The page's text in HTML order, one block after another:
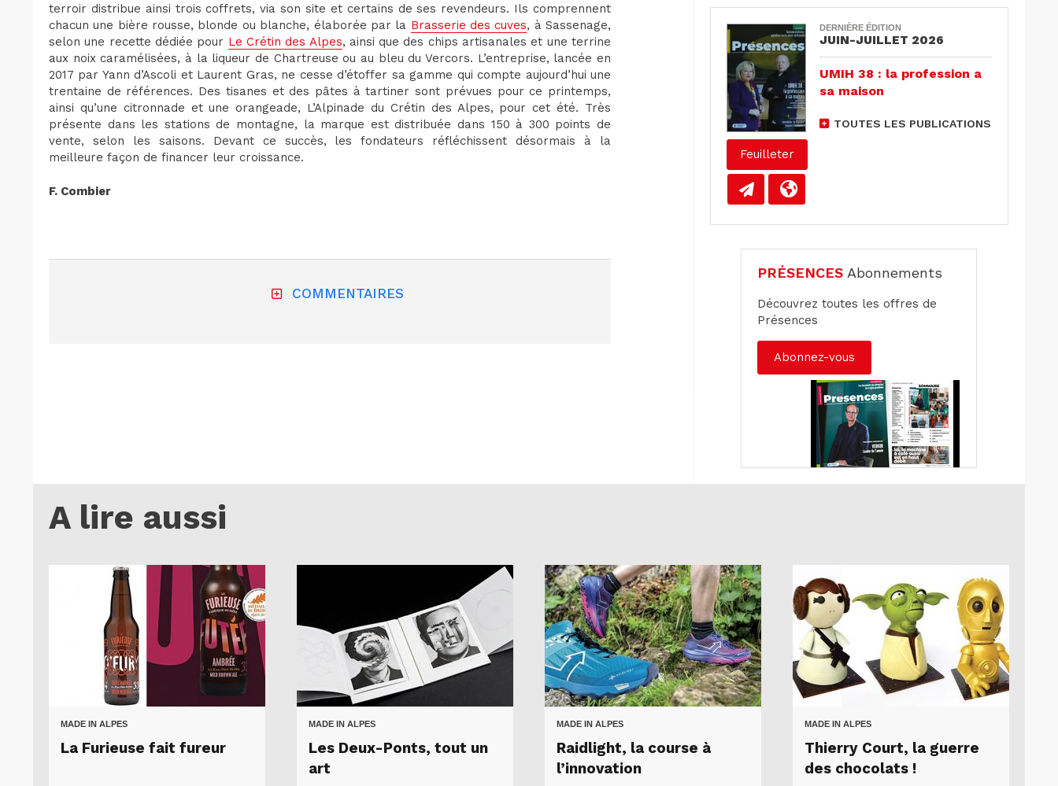
terroir distribue ainsi trois coffrets, via son site et certains de ses revendeurs. Ils comprennent
chacun une bière rousse, blonde ou blanche, élaborée par la Brasserie des cuves, à Sassenage,
selon une recette dédiée pour Le Crétin des Alpes, ainsi que des chips artisanales et une terrine
aux noix caramélisées, à la liqueur de Chartreuse ou au bleu du Vercors. L’entreprise, lancée en
2017 par Yann d’Ascoli et Laurent Gras, ne cesse d’étoffer sa gamme qui compte aujourd’hui une
trentaine de références. Des tisanes et des pâtes à tartiner sont prévues pour ce printemps,
ainsi qu’une citronnade et une orangeade, L’Alpinade du Crétin des Alpes, pour cet été. Très
présente dans les stations de montagne, la marque est distribuée dans 150 à 300 points de
vente, selon les saisons. Devant ce succès, les fondateurs réfléchissent désormais à la
meilleure façon de financer leur croissance.
F. Combier
COMMENTAIRES
Feuilleter
DERNIÈRE ÉDITION
JUIN-JUILLET 2026
UMIH 38 : la profession a
sa maison
TOUTES LES PUBLICATIONS
PRÉSENCES Abonnements
Découvrez toutes les offres de
Présences
Abonnez-vous
A lire aussi
MADE IN ALPES
La Furieuse fait fureur
MADE IN ALPES
Les Deux-Ponts, tout un
art
MADE IN ALPES
Raidlight, la course à
l’innovation
MADE IN ALPES
Thierry Court, la guerre
des chocolats !